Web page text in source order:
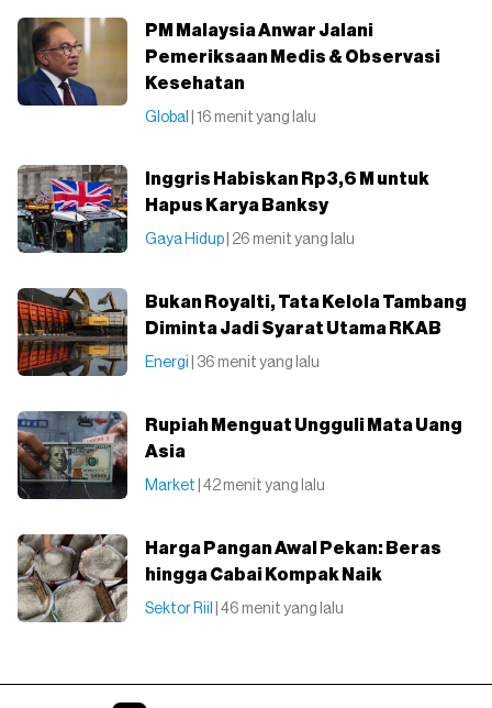
PM Malaysia Anwar Jalani
Pemeriksaan Medis & Observasi
Kesehatan
Global | 16 menit yang lalu
Inggris Habiskan Rp3,6 M untuk
Hapus Karya Banksy
Gaya Hidup | 26 menit yang lalu
Bukan Royalti, Tata Kelola Tambang
Diminta Jadi Syarat Utama RKAB
Energi | 36 menit yang lalu
Rupiah Menguat Ungguli Mata Uang
Asia
Market | 42 menit yang lalu
Harga Pangan Awal Pekan: Beras
hingga Cabai Kompak Naik
Sektor Riil | 46 menit yang lalu